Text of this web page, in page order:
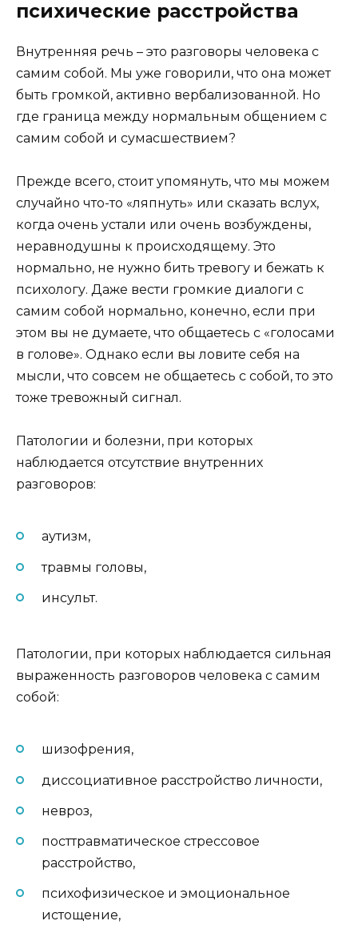
психические расстройства
Внутренняя речь – это разговоры человека с
самим собой. Мы уже говорили, что она может
быть громкой, активно вербализованной. Но
где граница между нормальным общением с
самим собой и сумасшествием?
Прежде всего, стоит упомянуть, что мы можем
случайно что-то «ляпнуть» или сказать вслух,
когда очень устали или очень возбуждены,
неравнодушны к происходящему. Это
нормально, не нужно бить тревогу и бежать к
психологу. Даже вести громкие диалоги с
самим собой нормально, конечно, если при
этом вы не думаете, что общаетесь с «голосами
в голове». Однако если вы ловите себя на
мысли, что совсем не общаетесь с собой, то это
тоже тревожный сигнал.
Патологии и болезни, при которых
наблюдается отсутствие внутренних
разговоров:
аутизм,
травмы головы,
инсульт.
Патологии, при которых наблюдается сильная
выраженность разговоров человека с самим
собой:
шизофрения,
диссоциативное расстройство личности,
невроз,
посттравматическое стрессовое
расстройство,
психофизическое и эмоциональное
истощение,